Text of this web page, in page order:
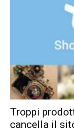
Troppi
cancella il